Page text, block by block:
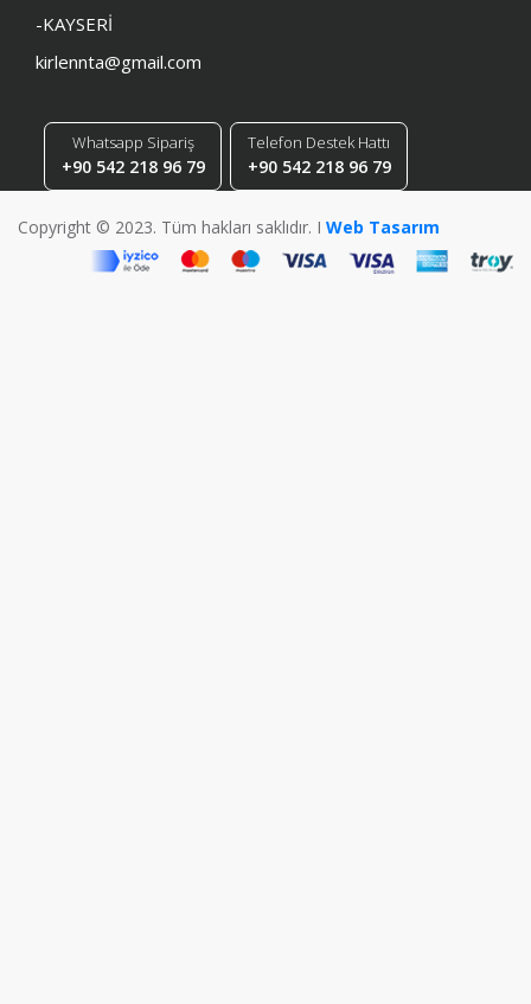
-KAYSERİ
kirlennta@gmail.com
Whatsapp Sipariş
+90 542 218 96 79
Telefon Destek Hattı
+90 542 218 96 79
Copyright © 2023. Tüm hakları saklıdır. I Web Tasarım